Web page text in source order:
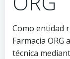
Como entidad
Farmacia
técnica